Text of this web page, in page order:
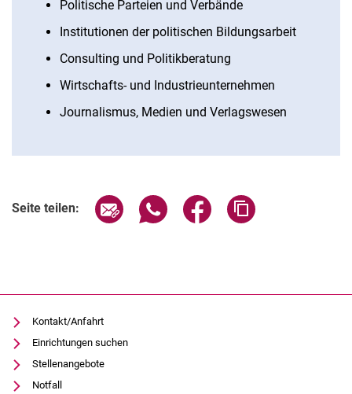
Politische Parteien und Verbände
Institutionen der politischen Bildungsarbeit
Consulting und Politikberatung
Wirtschafts- und Industrieunternehmen
Journalismus, Medien und Verlagswesen
Seite teilen: Seite über E-Mail teilen
Seite über WhatsApp teilen
Seite über Facebook
Kontakt/Anfahrt
Einrichtungen suchen
Stellenangebote
Notfall